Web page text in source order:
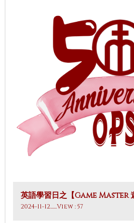
英語學習日之【Game Master
2024-11-12.......View : 57